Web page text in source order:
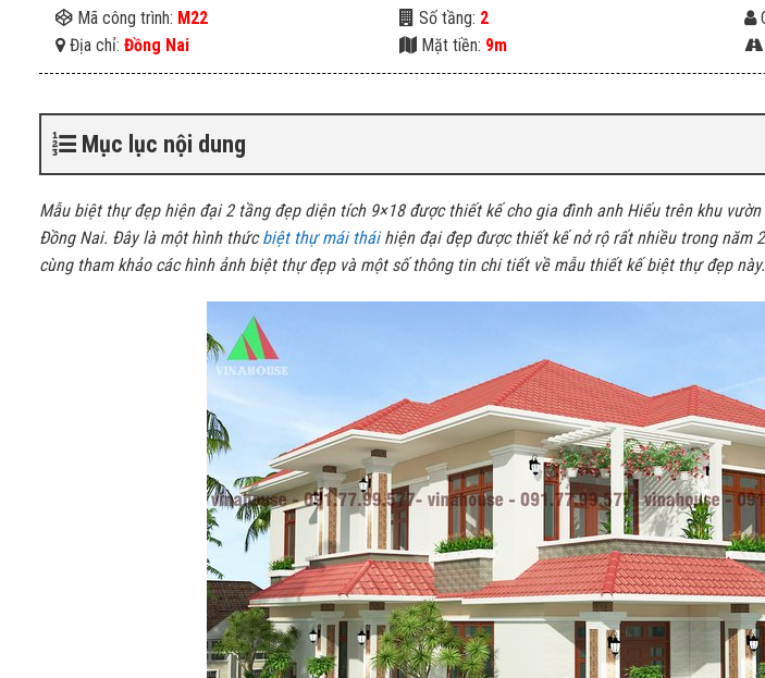
Mã công trình: M22 Số tầng: 2
Địa chỉ: Đồng Nai Mặt tiền: 9m
Mục lục nội dung
Mẫu biệt thự đẹp hiện đại 2 tầng đẹp diện tích 9×18 được thiết kế cho gia đình anh Hiếu trên khu
Đồng Nai. Đây là một hình thứcbiệt thự mái tháihiện đại đẹp được thiết kế nở rộ rất nhiều trong năm
cùng tham khảo các hình ảnh biệt thự đẹp và một số thông tin chi tiết về mẫu thiết kế biệt thự đẹp này.